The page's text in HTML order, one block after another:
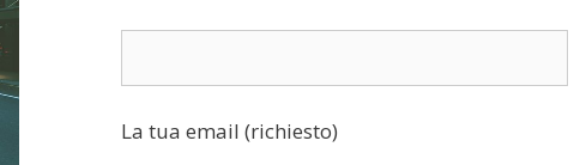
La tua email (richiesto)